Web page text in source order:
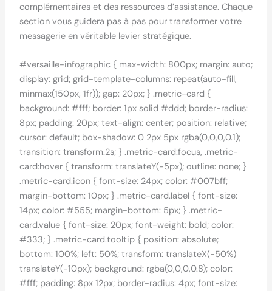
complémentaires et des ressources d’assistance. Chaque
section vous guidera pas à pas pour transformer votre
messagerie en véritable levier stratégique.
#versaille-infographic { max-width: 800px; margin: auto;
display: grid; grid-template-columns: repeat(auto-fill,
minmax(150px, 1fr)); gap: 20px; } .metric-card {
background: #fff; border: 1px solid #ddd; border-radius:
8px; padding: 20px; text-align: center; position: relative;
cursor: default; box-shadow: 0 2px 5px rgba(0,0,0,0.1);
transition: transform.2s; } .metric-card:focus, .metric-
card:hover { transform: translateY(-5px); outline: none; }
.metric-card.icon { font-size: 24px; color: #007bff;
margin-bottom: 10px; } .metric-card.label { font-size:
14px; color: #555; margin-bottom: 5px; } .metric-
card.value { font-size: 20px; font-weight: bold; color:
#333; } .metric-card.tooltip { position: absolute;
bottom: 100%; left: 50%; transform: translateX(-50%)
translateY(-10px); background: rgba(0,0,0,0.8); color:
#fff; padding: 8px 12px; border-radius: 4px; font-size: